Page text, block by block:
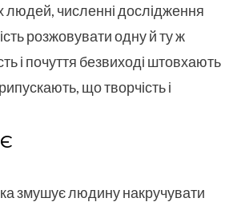
людей, численні дослідження
розжовувати одну й ту ж
і почуття безвиході штовхають
що творчість і
змушує людину накручувати